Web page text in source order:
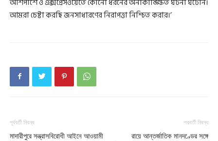
আশপাশে ও এক্সপ্রেসওয়েতে কোনো ধরনের অনাকাঙ্ক্ষিত ঘটনা ঘটেনি।
আমরা চেষ্টা করছি জনসাধারণের নিরাপত্তা নিশ্চিত করার।’
পূর্ববর্তী নিবন্ধ
মাদারীপুরে সন্ত্রাসবিরোধী আইনে আওয়ামী
পরবর্তী নিবন্ধ
রায়ে আন্তর্জাতিক মানদণ্ডের সঙ্গে